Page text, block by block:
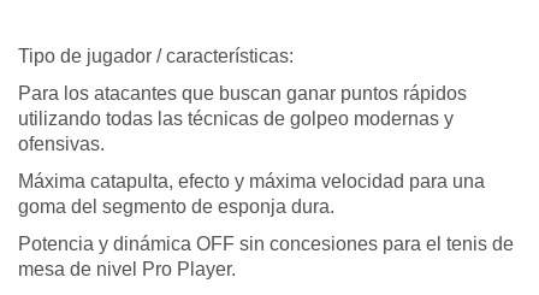
Tipo de jugador / características:
Para los atacantes que buscan ganar puntos rápidos
utilizando todas las técnicas de golpeo modernas y
ofensivas.
Máxima catapulta, efecto y máxima velocidad para una
goma del segmento de esponja dura.
Potencia y dinámica OFF sin concesiones para el tenis de
mesa de nivel Pro Player.